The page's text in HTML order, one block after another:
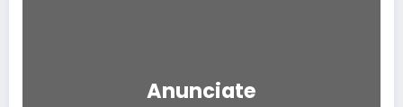
Anunciate